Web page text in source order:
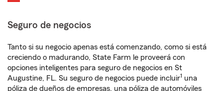
Seguro de negocios
Tanto si su negocio apenas está comenzando, como si está
creciendo o madurando, State Farm le proveerá con
opciones inteligentes para seguro de negocios en St
Augustine, FL. Su seguro de negocios puede incluir1 una
póliza de dueños de empresas, una póliza de automóviles